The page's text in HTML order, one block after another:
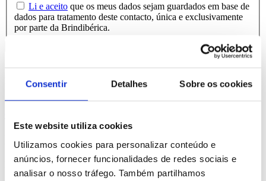
Consentir Detalhes Sobre os cookies
Este website utiliza cookies
Utilizamos cookies para personalizar conteúdo e
anúncios, fornecer funcionalidades de redes sociais e
analisar o nosso tráfego. Também partilhamos
Li e aceito que os meus dados sejam guardados em base de
dados para tratamento deste contacto, única e exclusivamente
por parte da Brindibérica.
Produtos Relacionados
Ingram
REF. BI-PS-94682